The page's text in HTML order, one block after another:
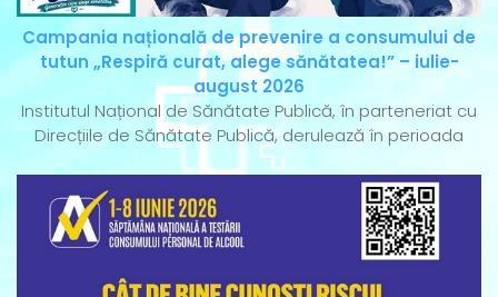
Campania națională de prevenire a consumului de
tutun „Respiră curat, alege sănătatea!” – iulie-
august 2026
Institutul Național de Sănătate Publică, în parteneriat cu
Direcțiile de Sănătate Publică, derulează în perioada